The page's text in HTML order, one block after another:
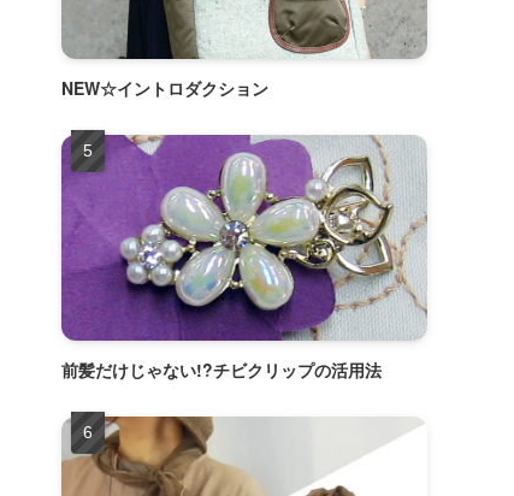
NEW☆イントロダクション
前髪だけじゃない!?チビクリップの活用法